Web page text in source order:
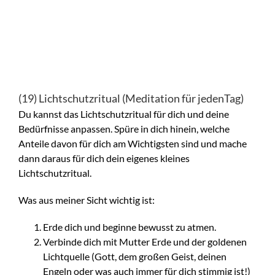
(19) Lichtschutzritual (Meditation für jedenTag)
Du kannst das Lichtschutzritual für dich und deine
Bedürfnisse anpassen. Spüre in dich hinein, welche
Anteile davon für dich am Wichtigsten sind und mache
dann daraus für dich dein eigenes kleines
Lichtschutzritual.
Was aus meiner Sicht wichtig ist:
Erde dich und beginne bewusst zu atmen.
Verbinde dich mit Mutter Erde und der goldenen
Lichtquelle (Gott, dem großen Geist, deinen
Engeln oder was auch immer für dich stimmig ist!)